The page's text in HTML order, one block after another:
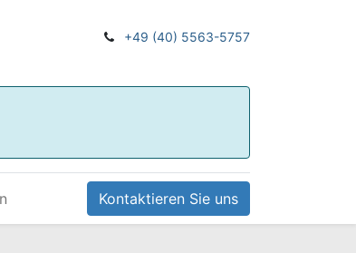
+49 (40) 5563-5757
Kontaktieren Sie uns